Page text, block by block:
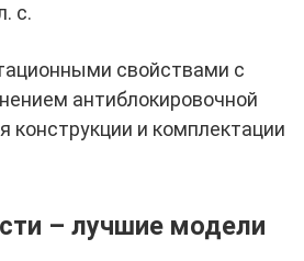
с.
свойствами с
антиблокировочной
и комплектации
– лучшие модели